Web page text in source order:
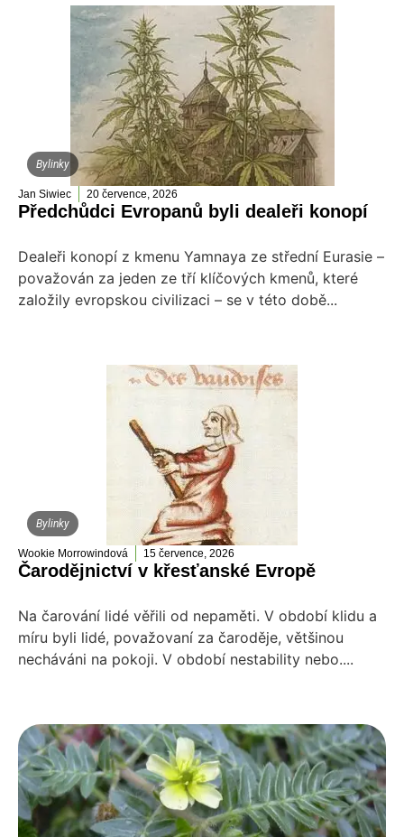
Bylinky
Jan Siwiec 20 července, 2026
Předchůdci Evropanů byli dealeři konopí
Dealeři konopí z kmenu Yamnaya ze střední Eurasie –
považován za jeden ze tří klíčových kmenů, které
založily evropskou civilizaci – se v této době...
Bylinky
Wookie Morrowindová 15 července, 2026
Čarodějnictví v křesťanské Evropě
Na čarování lidé věřili od nepaměti. V období klidu a
míru byli lidé, považovaní za čaroděje, většinou
necháváni na pokoji. V období nestability nebo....